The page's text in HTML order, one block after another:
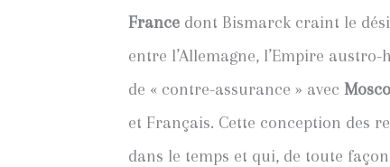
France dont Bismarck craint le
entre l’Allemagne, l’Empire
de « contre-assurance » avec
et Français. Cette conception des
dans le temps et qui, de toute